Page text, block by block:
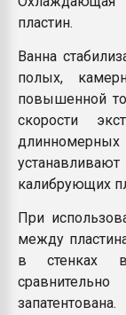
пластин.
Ванна
полых,
повышенной
скорости
калибрующих
При
между
в стенках